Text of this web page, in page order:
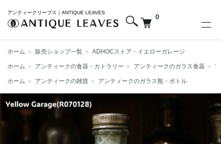
アンティークリーブス｜ANTIQUE LEAVES
0
ホーム ＞ 販売ショップ一覧 ＞ ADHOCストア・イエローガレージ
ホーム ＞ アンティークの食器・カトラリー ＞ アンティークのガラス食器 ＞
ホーム ＞ アンティークの雑貨 ＞ アンティークのガラス瓶・ボトル